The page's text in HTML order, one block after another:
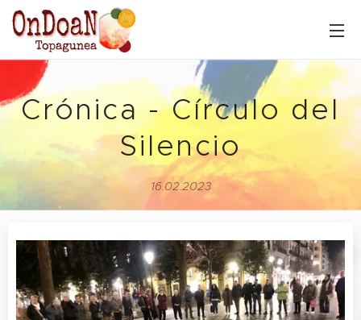
Crónica - Círculo del
Silencio
16.02.2023